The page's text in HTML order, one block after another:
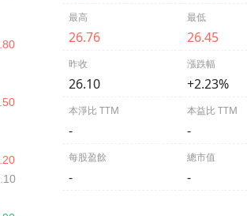
最高
26.76
最低
26.45
昨收
26.10
漲跌幅
+2.23%
本淨比 TTM
-
本益比 TTM
-
每股盈餘
-
總市值
-